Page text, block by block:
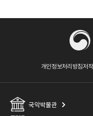
개인정보처리방침저
국악박물관